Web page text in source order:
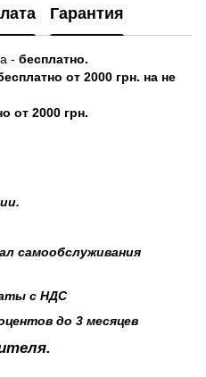
Гарантия
- бесплатно.
от 2000 грн. на не
от 2000 грн.
самообслуживания
с НДС
до 3 месяцев